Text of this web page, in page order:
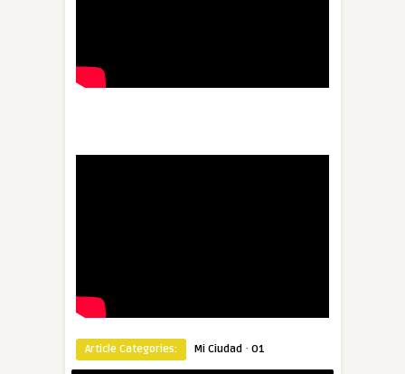
Article Categories: Mi Ciudad · O1